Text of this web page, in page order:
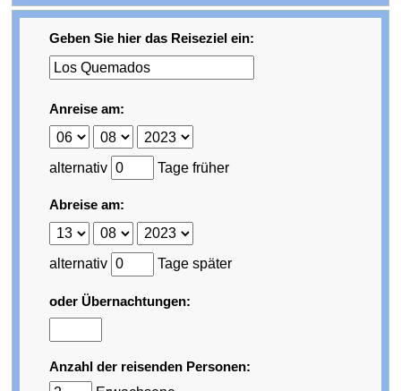
Geben Sie hier das Reiseziel ein:
Anreise am:
alternativ Tage früher
Abreise am:
alternativ Tage später
oder Übernachtungen:
Anzahl der reisenden Personen: